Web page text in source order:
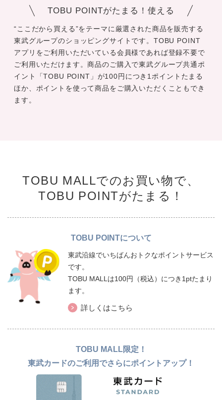
TOBU POINTがたまる！使える
“ここだから買える”をテーマに厳選された商品を販売する
東武グループのショッピングサイトです。TOBU POINT
アプリをご利用いただいている会員様であれば登録不要で
ご利用いただけます。商品のご購入で東武グループ共通ポ
イント「TOBU POINT」が100円につき1ポイントたまる
ほか、ポイントを使って商品をご購入いただくこともでき
ます。
TOBU MALLでのお買い物で、
TOBU POINTがたまる！
TOBU POINTについて
東武沿線でいちばんおトクなポイントサービス
です。
TOBU MALLは100円（税込）につき1ptたまり
ます。
詳しくはこちら
TOBU MALL限定！
東武カードのご利用でさらにポイントアップ！